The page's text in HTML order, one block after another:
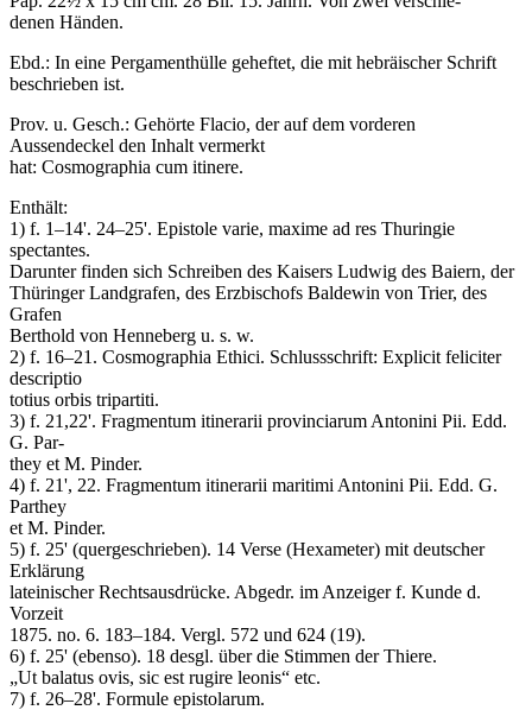
denen Händen.
Ebd.: In eine Pergamenthülle geheftet, die mit hebräischer Schrift
beschrieben ist.
Prov. u. Gesch.: Gehörte Flacio, der auf dem vorderen
Aussendeckel den Inhalt vermerkt
hat: Cosmographia cum itinere.
Enthält:
1) f. 1–14'. 24–25'. Epistole varie, maxime ad res Thuringie
spectantes.
Darunter finden sich Schreiben des Kaisers Ludwig des Baiern, der
Thüringer Landgrafen, des Erzbischofs Baldewin von Trier, des
Grafen
Berthold von Henneberg u. s. w.
2) f. 16–21. Cosmographia Ethici. Schlussschrift: Explicit feliciter
descriptio
totius orbis tripartiti.
3) f. 21,22'. Fragmentum itinerarii provinciarum Antonini Pii. Edd.
G. Par-
they et M. Pinder.
4) f. 21', 22. Fragmentum itinerarii maritimi Antonini Pii. Edd. G.
Parthey
et M. Pinder.
5) f. 25' (quergeschrieben). 14 Verse (Hexameter) mit deutscher
Erklärung
lateinischer Rechtsausdrücke. Abgedr. im Anzeiger f. Kunde d.
Vorzeit
1875. no. 6. 183–184. Vergl. 572 und 624 (19).
6) f. 25' (ebenso). 18 desgl. über die Stimmen der Thiere.
„Ut balatus ovis, sic est rugire leonis“ etc.
7) f. 26–28'. Formule epistolarum.